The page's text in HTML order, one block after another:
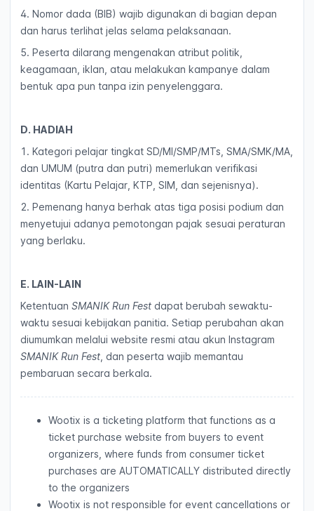
4. Nomor dada (BIB) wajib digunakan di bagian depan
dan harus terlihat jelas selama pelaksanaan.
5. Peserta dilarang mengenakan atribut politik,
keagamaan, iklan, atau melakukan kampanye dalam
bentuk apa pun tanpa izin penyelenggara.
D. HADIAH
1. Kategori pelajar tingkat SD/MI/SMP/MTs, SMA/SMK/MA,
dan UMUM (putra dan putri) memerlukan verifikasi
identitas (Kartu Pelajar, KTP, SIM, dan sejenisnya).
2. Pemenang hanya berhak atas tiga posisi podium dan
menyetujui adanya pemotongan pajak sesuai peraturan
yang berlaku.
E. LAIN-LAIN
Ketentuan SMANIK Run Fest dapat berubah sewaktu-
waktu sesuai kebijakan panitia. Setiap perubahan akan
diumumkan melalui website resmi atau akun Instagram
SMANIK Run Fest , dan peserta wajib memantau
pembaruan secara berkala.
Wootix is a ticketing platform that functions as a
ticket purchase website from buyers to event
organizers, where funds from consumer ticket
purchases are AUTOMATICALLY distributed directly
to the organizers
Wootix is not responsible for event cancellations or